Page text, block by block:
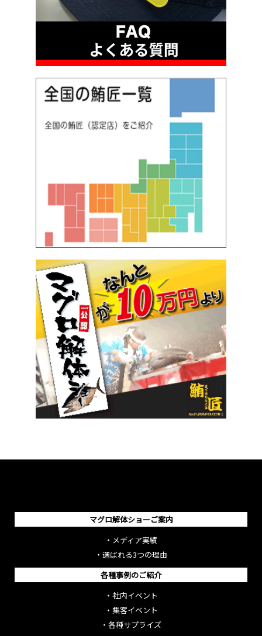
マグロ解体ショーご案内
・ メディア実績
・ 選ばれる3つの理由
各種事例のご紹介
・ 社内イベント
・ 集客イベント
・ 各種サプライズ